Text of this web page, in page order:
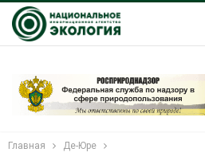
Главная Де-Юре